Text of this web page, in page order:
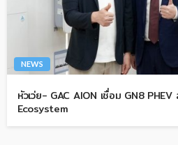
NEWS
หัวเว่ย- GAC AION เชื่อม GN8
Ecosystem